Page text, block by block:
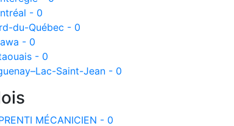
- 0
du-Québec - 0
- 0
- 0
Saint-Jean - 0
MÉCANICIEN - 0